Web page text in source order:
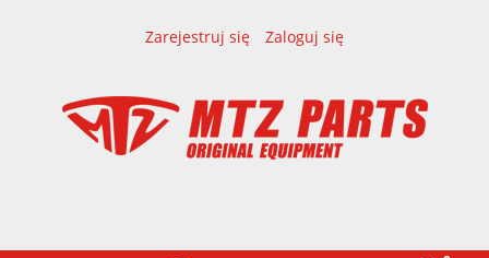
Zarejestruj się Zaloguj się